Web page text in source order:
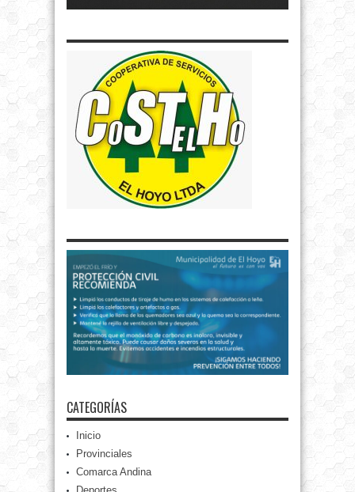
CATEGORÍAS
Inicio
Provinciales
Comarca Andina